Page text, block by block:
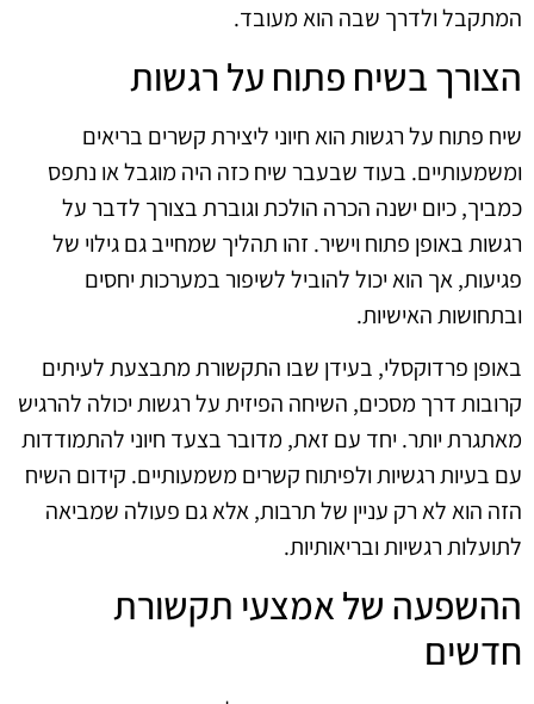
המתקבל ולדרך שבה הוא מעובד.
הצורך בשיח פתוח על רגשות
שיח פתוח על רגשות הוא חיוני ליצירת קשרים בריאים
ומשמעותיים. בעוד שבעבר שיח כזה היה מוגבל או נתפס
כמביך, כיום ישנה הכרה הולכת וגוברת בצורך לדבר על
רגשות באופן פתוח וישיר. זהו תהליך שמחייב גם גילוי של
פגיעות, אך הוא יכול להוביל לשיפור במערכות יחסים
ובתחושות האישיות.
באופן פרדוקסלי, בעידן שבו התקשורת מתבצעת לעיתים
קרובות דרך מסכים, השיחה הפיזית על רגשות יכולה להרגיש
מאתגרת יותר. יחד עם זאת, מדובר בצעד חיוני להתמודדות
עם בעיות רגשיות ולפיתוח קשרים משמעותיים. קידום השיח
הזה הוא לא רק עניין של תרבות, אלא גם פעולה שמביאה
לתועלות רגשיות ובריאותיות.
ההשפעה של אמצעי תקשורת
חדשים